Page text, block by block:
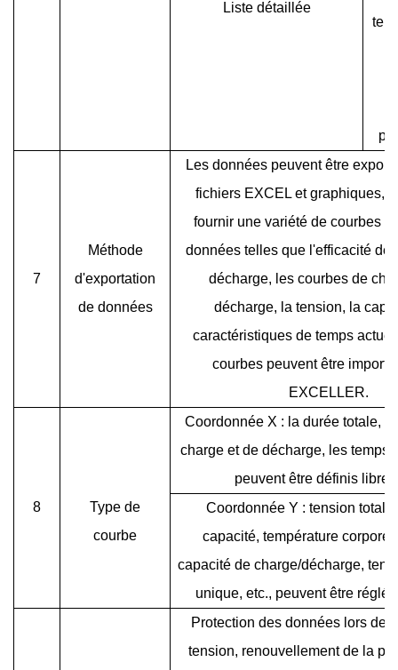
Liste détaillée
7
Méthode
d'exportation
de données
Les données peuvent être
fichiers EXCEL et graphiques,
fournir une variété de courbes
données telles que l'efficacité de
décharge, les courbes de
décharge, la tension, la
caractéristiques de temps
courbes peuvent être
EXCELLER.
8
Type de
courbe
Coordonnée X : la durée totale,
charge et de décharge, les temps
peuvent être définis
Coordonnée Y : tension
capacité, température
capacité de charge/décharge,
unique, etc., peuvent être
Protection des données lors de
tension, renouvellement de la